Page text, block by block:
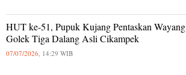
HUT ke-51, Pupuk Kujang Pentaskan Wayang
Golek Tiga Dalang Asli Cikampek
07/07/2026, 14:29 WIB